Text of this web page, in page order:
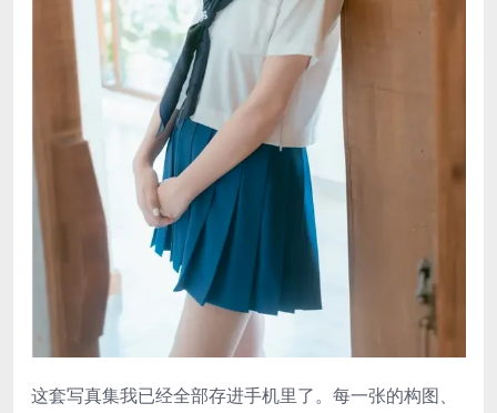
这套写真集我已经全部存进手机里了。每一张的构图、